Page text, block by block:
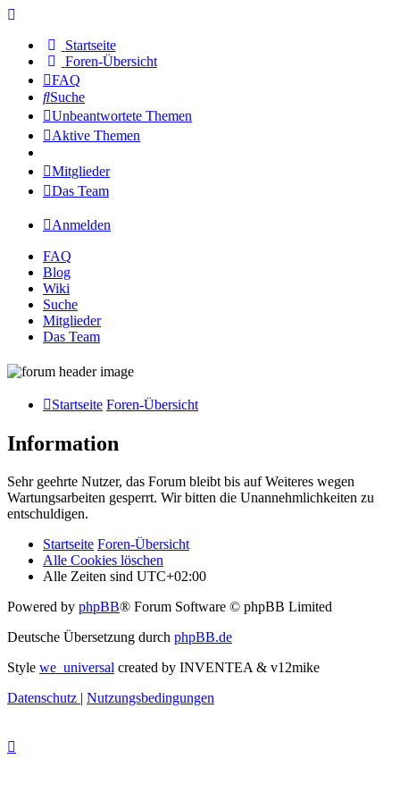
Startseite
Foren-Übersicht
FAQ
Suche
Unbeantwortete Themen
Aktive Themen
Mitglieder
Das Team
Anmelden
FAQ
Blog
Wiki
Suche
Mitglieder
Das Team
Startseite Foren-Übersicht
Information
Sehr geehrte Nutzer, das Forum bleibt bis auf Weiteres wegen
Wartungsarbeiten gesperrt. Wir bitten die Unannehmlichkeiten zu
entschuldigen.
Startseite Foren-Übersicht
Alle Cookies löschen
Alle Zeiten sind UTC+02:00
Powered by phpBB® Forum Software © phpBB Limited
Deutsche Übersetzung durch phpBB.de
Style we_universal created by INVENTEA & v12mike
Datenschutz | Nutzungsbedingungen